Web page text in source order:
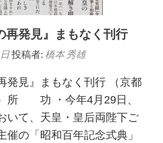
再発見』まもなく刊行
投稿者: 橋本 秀雄
発見』まもなく刊行 （京都
所 功 ・今年4月29日、
いて、天皇・皇后両陛下ご
催の「昭和百年記念式典」